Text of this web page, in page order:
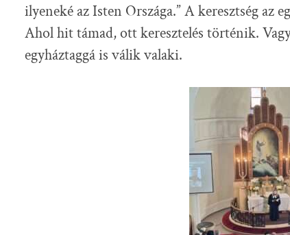
ilyeneké az Isten Országa.” A keresztség az
Ahol hit támad, ott keresztelés történik.
egyháztaggá is válik valaki.